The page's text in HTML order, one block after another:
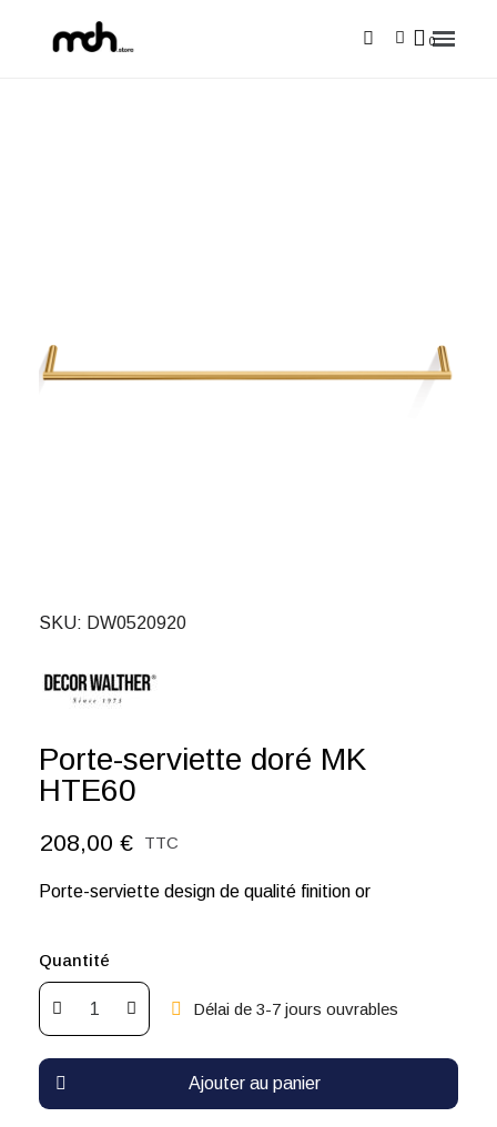
SKU DW0520920
Porte-serviette doré MK
HTE60
208,00 € TTC
Porte-serviette design de qualité finition or
Quantité
Délai de 3-7 jours ouvrables
Ajouter au panier